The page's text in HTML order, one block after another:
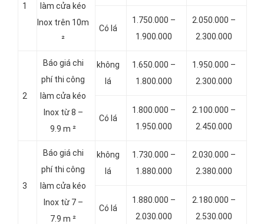
1
làm cửa kéo
Inox trên 10m
²
Có lá
1.750.000 –
1.900.000
2.050.000 –
2.300.000
2
Báo giá chi
phí thi công
làm cửa kéo
Inox từ 8 –
9.9 m ²
không
lá
1.650.000 –
1.800.000
1.950.000 –
2.300.000
Có lá
1.800.000 –
1.950.000
2.100.000 –
2.450.000
3
Báo giá chi
phí thi công
làm cửa kéo
Inox từ 7 –
7.9 m ²
không
lá
1.730.000 –
1.880.000
2.030.000 –
2.380.000
Có lá
1.880.000 –
2.030.000
2.180.000 –
2.530.000